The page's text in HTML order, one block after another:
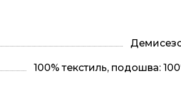
100% текстиль, подошва: